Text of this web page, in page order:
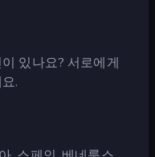
있나요? 서로에게
.